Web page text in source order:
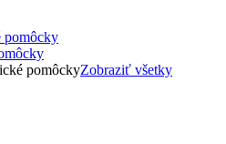
pomôckyZobraziť všetky